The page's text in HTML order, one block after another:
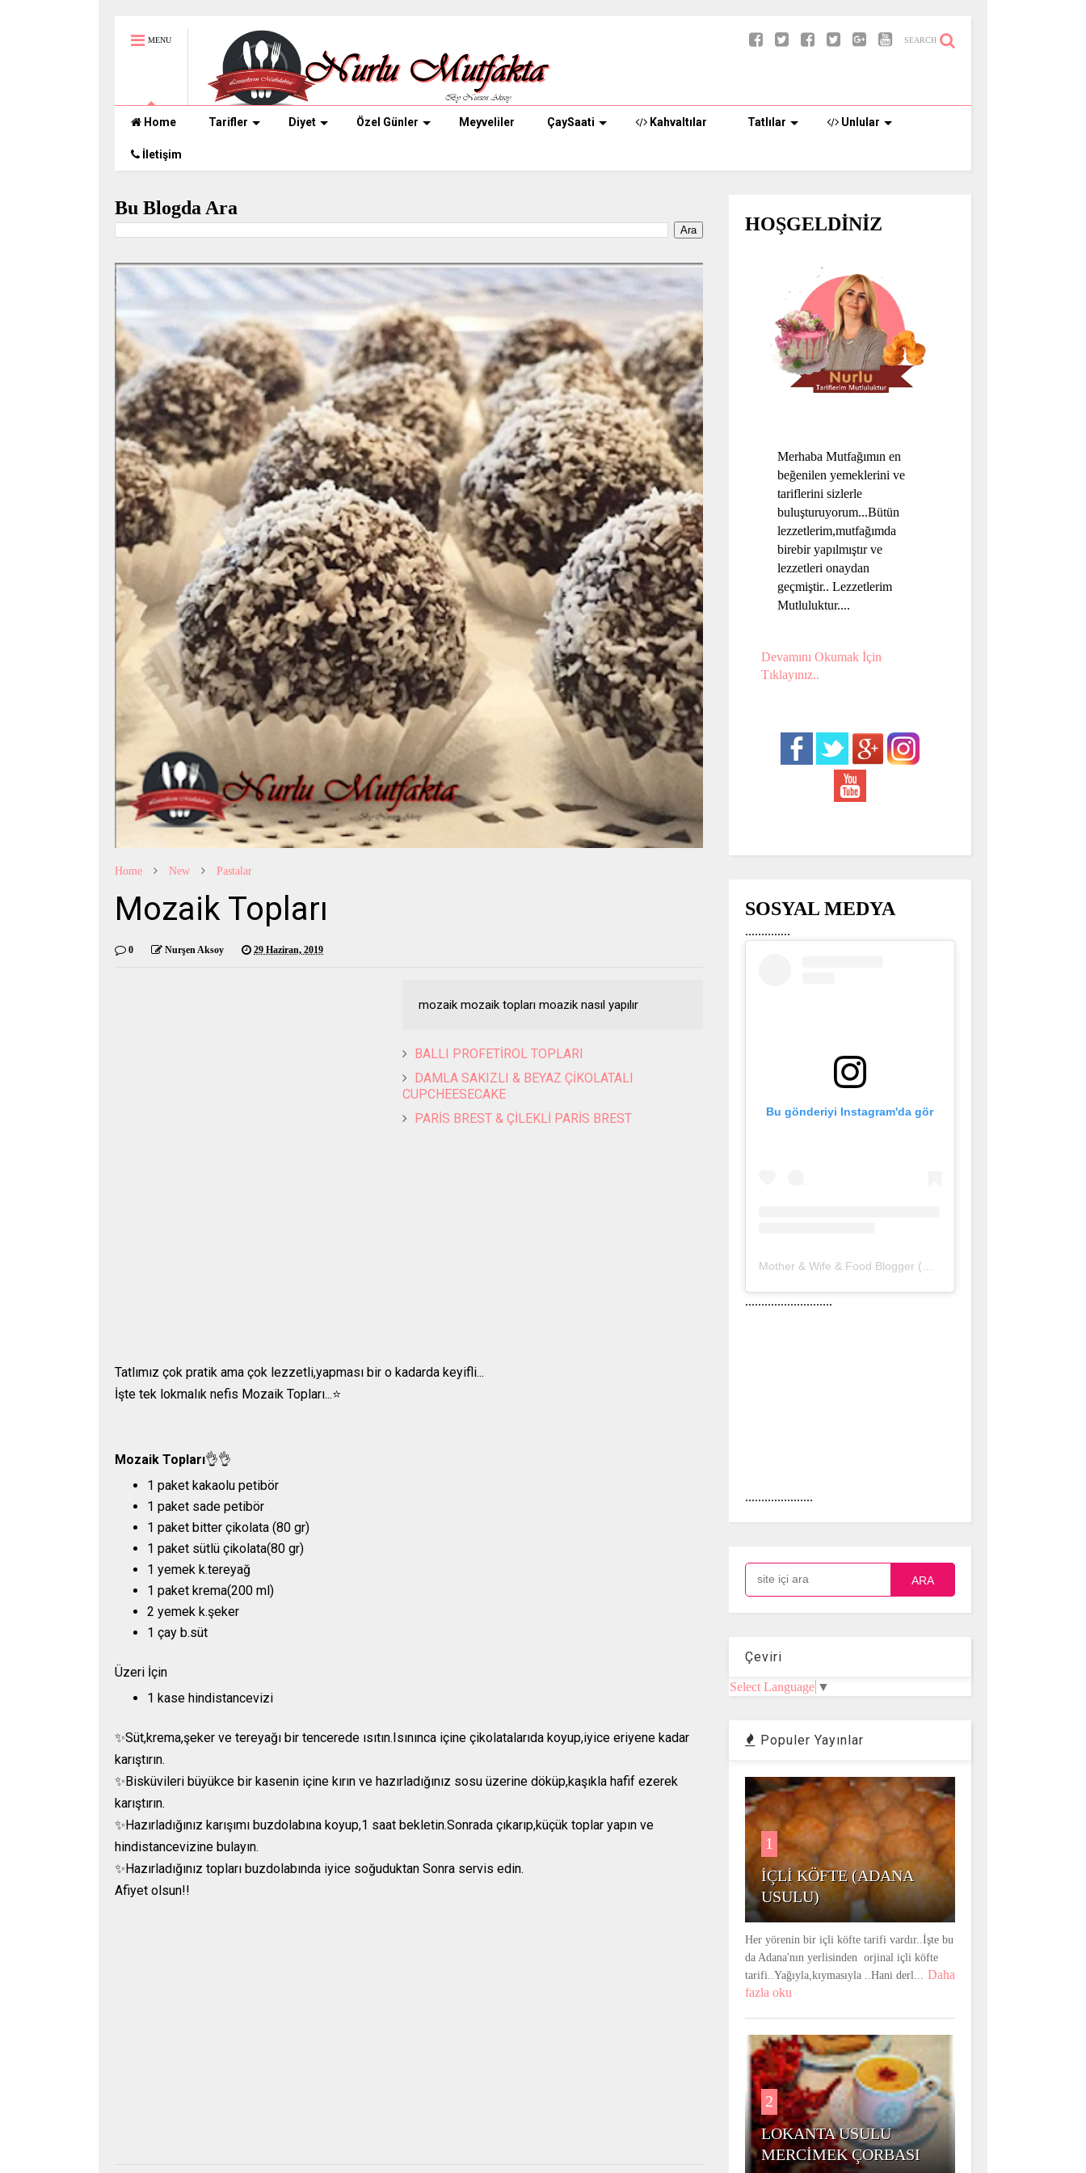
MENU SEARCH
Home Tarifler Diyet Özel Günler Meyveliler ÇaySaati Kahvaltılar Tatlılar Unlular
İletişim
Bu Blogda Ara
Home New Pastalar
Mozaik Topları
0 Nurşen Aksoy 29 Haziran, 2019
mozaik mozaik topları moazik nasıl yapılır
BALLI PROFETİROL TOPLARI
DAMLA SAKIZLI & BEYAZ ÇİKOLATALI
CUPCHEESECAKE
PARİS BREST & ÇİLEKLİ PARİS BREST
Tatlımız çok pratik ama çok lezzetli,yapması bir o kadarda keyifli...
İşte tek lokmalık nefis Mozaik Topları...⭐️
Mozaik Topları👌👌
1 paket kakaolu petibör
1 paket sade petibör
1 paket bitter çikolata (80 gr)
1 paket sütlü çikolata(80 gr)
1 yemek k.tereyağ
1 paket krema(200 ml)
2 yemek k.şeker
1 çay b.süt
Üzeri İçin
1 kase hindistancevizi
✨Süt,krema,şeker ve tereyağı bir tencerede ısıtın.Isınınca içine çikolatalarıda koyup,iyice eriyene kadar
karıştırın.
✨Bisküvileri büyükce bir kasenin içine kırın ve hazırladığınız sosu üzerine döküp,kaşıkla hafif ezerek
karıştırın.
✨Hazırladığınız karışımı buzdolabına koyup,1 saat bekletin.Sonrada çıkarıp,küçük toplar yapın ve
hindistancevizine bulayın.
✨Hazırladığınız topları buzdolabında iyice soğuduktan Sonra servis edin.
Afiyet olsun!!
HOŞGELDİNİZ
Merhaba Mutfağımın en
beğenilen yemeklerini ve
tariflerini sizlerle
buluşturuyorum...Bütün
lezzetlerim,mutfağımda
birebir yapılmıştır ve
lezzetleri onaydan
geçmiştir.. Lezzetlerim
Mutluluktur....
Devamını Okumak İçin
Tıklayınız..
SOSYAL MEDYA
..............
Bu gönderiyi Instagram'da gör
...........................
.....................
ARA
Çeviri
Select Language ▼
Populer Yayınlar
1
İÇLİ KÖFTE (ADANA
USULU)
Her yörenin bir içli köfte tarifi vardır..İşte bu
da Adana'nın yerlisinden orjinal içli köfte
tarifi..Yağıyla,kıymasıyla ..Hani derl... Daha
fazla oku
2
LOKANTA USULU
MERCİMEK ÇORBASI